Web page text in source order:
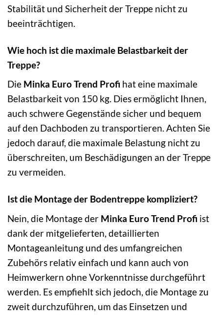
Stabilität und Sicherheit der Treppe nicht zu
beeinträchtigen.
Wie hoch ist die maximale Belastbarkeit der
Treppe?
Die Minka Euro Trend Profi hat eine maximale
Belastbarkeit von 150 kg. Dies ermöglicht Ihnen,
auch schwere Gegenstände sicher und bequem
auf den Dachboden zu transportieren. Achten Sie
jedoch darauf, die maximale Belastung nicht zu
überschreiten, um Beschädigungen an der Treppe
zu vermeiden.
Ist die Montage der Bodentreppe kompliziert?
Nein, die Montage der Minka Euro Trend Profi ist
dank der mitgelieferten, detaillierten
Montageanleitung und des umfangreichen
Zubehörs relativ einfach und kann auch von
Heimwerkern ohne Vorkenntnisse durchgeführt
werden. Es empfiehlt sich jedoch, die Montage zu
zweit durchzuführen, um das Einsetzen und